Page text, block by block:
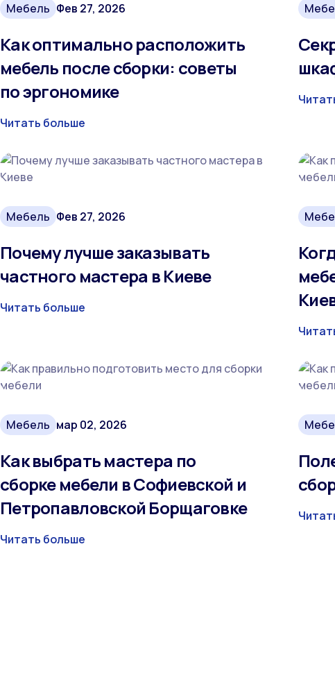
Мебель Фев 27, 2026
Как оптимально расположить
мебель после сборки: советы
по эргономике
Читать больше
Мебель Фев 27, 2026
Почему лучше заказывать
частного мастера в Киеве
Читать больше
Мебель мар 02, 2026
Как выбрать мастера по
сборке мебели в Софиевской и
Петропавловской Борщаговке
Читать больше